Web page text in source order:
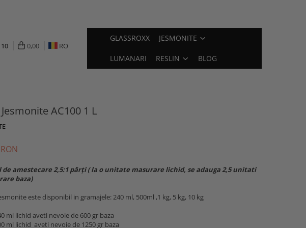
0,00 RO
GLASSROXX JESMONITE
LUMANARI RESLIN BLOG
AC100 1 L
de amestecare 2,5:1 părți ( la o unitate masurare lichid, se adauga 2,5 unitati
baza)
este disponibil in gramajele: 240 ml, 500ml ,1 kg, 5 kg, 10 kg
ml lichid aveti nevoie de 600 gr baza
ml lichid aveti nevoie de 1250 gr baza